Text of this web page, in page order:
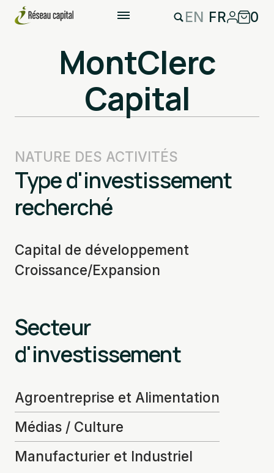
EN FR 0
MontClerc
Capital
NATURE DES ACTIVITÉS
Type d'investissement
recherché
Capital de développement
Croissance/Expansion
Secteur
d'investissement
Agroentreprise et Alimentation
Médias / Culture
Manufacturier et Industriel